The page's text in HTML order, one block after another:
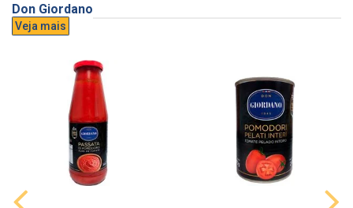
Don Giordano
Veja mais